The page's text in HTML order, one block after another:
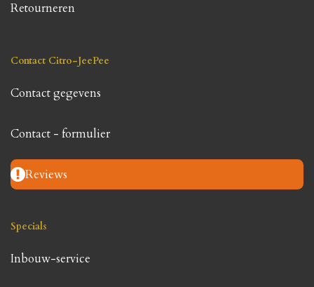
Retourneren
Contact Citro-JeePee
Contact gegevens
Contact - formulier
Reviews
Specials
Inbouw-service